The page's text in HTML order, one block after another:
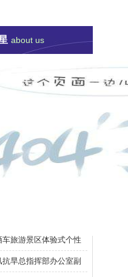
about us
威尼斯的荣誉证书
尼斯144777cm
news
车旅游景区体验式个性
抗旱总指挥部办公室副